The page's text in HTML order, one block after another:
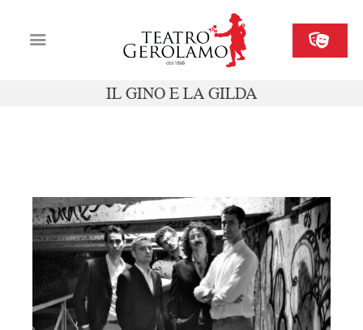
IL GINO E LA GILDA
Organizza il tuo evento
Contatti